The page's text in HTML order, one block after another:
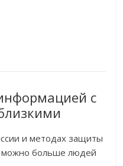
с
и методах защиты
можно больше людей